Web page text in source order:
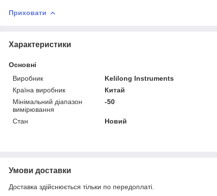
Приховати
Характеристики
Основні
Виробник
Kelilong Instruments
Країна виробник
Китай
Мінімальний діапазон
вимірювання
-50
Стан Новий
Умови доставки
Доставка здійснюється тільки по передоплаті.